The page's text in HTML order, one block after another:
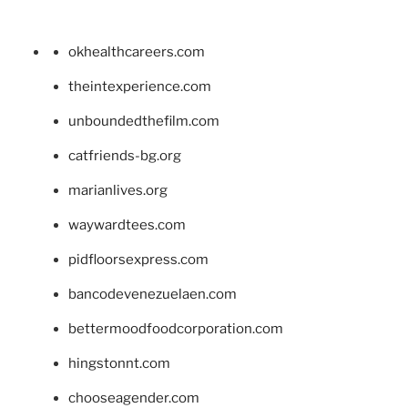
okhealthcareers.com
theintexperience.com
unboundedthefilm.com
catfriends-bg.org
marianlives.org
waywardtees.com
pidfloorsexpress.com
bancodevenezuelaen.com
bettermoodfoodcorporation.com
hingstonnt.com
chooseagender.com